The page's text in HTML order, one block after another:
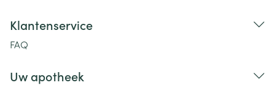
Klantenservice
FAQ
Uw apotheek